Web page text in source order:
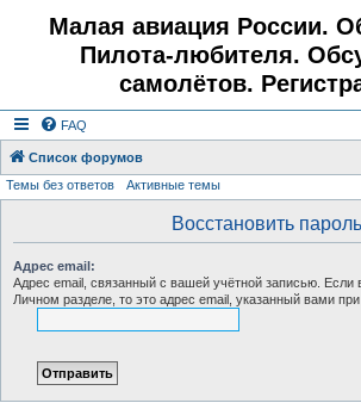
Малая авиация России.
Пилота-любителя.
самолётов.
FAQ
Список форумов
Темы без ответов Активные темы
Восстановить пароль
Адрес email:
Адрес email, связанный с вашей учётной записью. Если
Личном разделе, то это адрес email, указанный вами при